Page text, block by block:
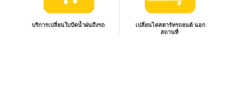
บริการเปลี่ยนใบปัดน้ำฝนถึงรถ
เปลี่ยนไดสตาร์ทรถยนต์ นอก
สถานที่